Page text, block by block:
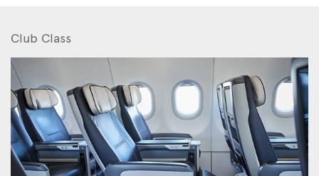
Club Class